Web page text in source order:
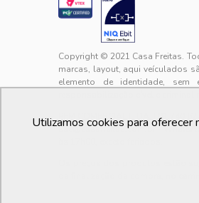
Copyright © 2021 Casa Freitas.
marcas, layout, aqui veículados
elemento de identidade, sem
PFM COMERCIAL LTDA. |
sac@casafreitas.com.br -
Os preços dos produtos estão
Utilizamos cookies para oferecer